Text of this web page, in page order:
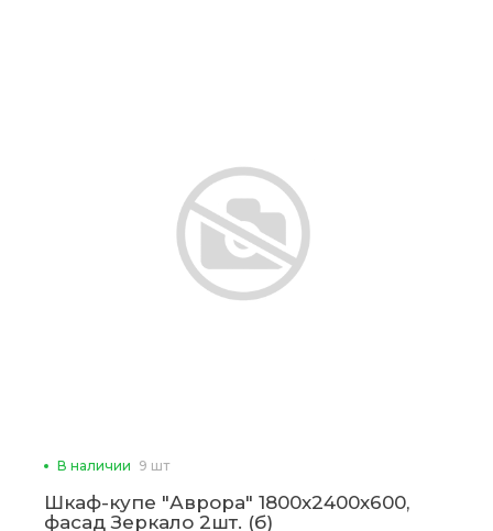
В наличии 9 шт
Шкаф-купе "Аврора" 1800х2400х600,
фасад Зеркало 2шт. (б)